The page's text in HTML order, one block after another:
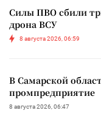
Силы ПВО сбили
дрона ВСУ
8 августа 2026, 06:59
В Самарской
промпредприятие
8 августа 2026, 06:47